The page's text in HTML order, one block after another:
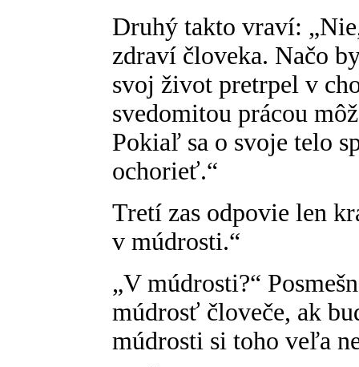
Druhý takto vraví:
zdraví človeka. Načo
svoj život pretrpel v
svedomitou prácou
Pokiaľ sa o svoje telo
ochorieť.“
Tretí zas odpovie len
v múdrosti.“
„V múdrosti?“
múdrosť človeče, ak
múdrosti si toho veľa